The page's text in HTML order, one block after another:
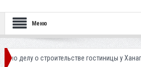
Меню
гостиницы у Ханагского